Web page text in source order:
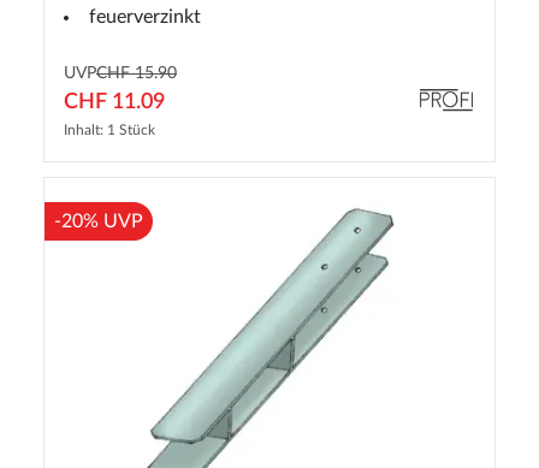
feuerverzinkt
UVPCHF 15.90
CHF 11.09
Inhalt: 1 Stück
-20% UVP